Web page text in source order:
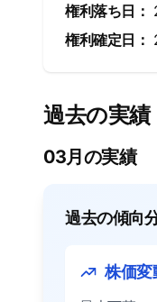
権利落ち日：
権利確定日：
過去の実績
03月の実績
過去の傾向
株価変